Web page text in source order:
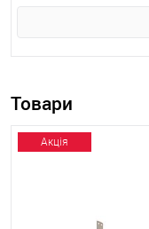
Товари
Акція